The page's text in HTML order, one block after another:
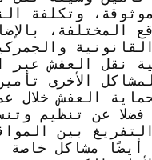
وتكلفة
المختلفة،
نقل العفش عبر
الأخرى
العفش خلال
فضلا عن تنظيم
بين
أيضًا مشاكل خاصة